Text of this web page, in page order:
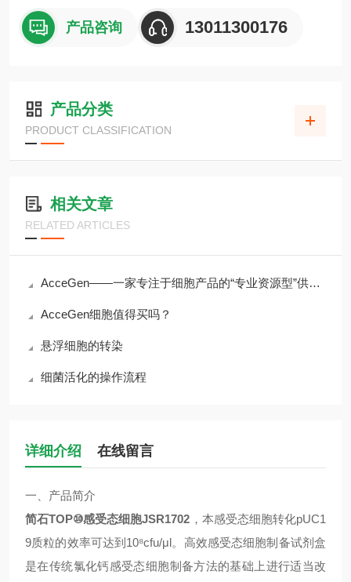
产品咨询 13011300176
产品分类
PRODUCT CLASSIFICATION
相关文章
RELATED ARTICLES
AcceGen——一家专注于细胞产品的“专业资源型”供应商
AcceGen细胞值得买吗？
悬浮细胞的转染
细菌活化的操作流程
详细介绍 在线留言
一、 产品简介
简石TOP⑩感受态细胞JSR1702 ，本感受态细胞转化pUC1
9质粒的效率可达到 10⁸cfu/μl。高效感受态细胞制备试剂盒
是在传统氯化钙感受态细胞制备方法的基础上进行适当改